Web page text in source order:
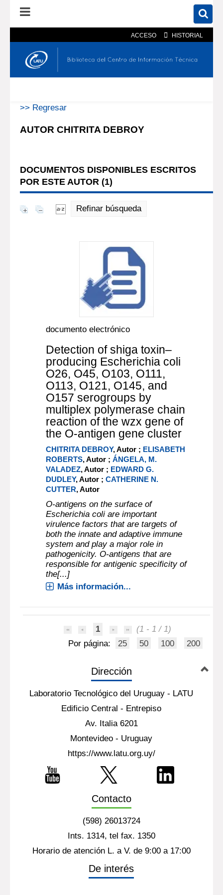
ACCESO HISTORIAL
En el catálogo En el sitio
>> Regresar
AUTOR CHITRITA DEBROY
DOCUMENTOS DISPONIBLES ESCRITOS
POR ESTE AUTOR (1)
Refinar búsqueda
documento electrónico
Detection of shiga toxin–
producing Escherichia coli
O26, O45, O103, O111,
O113, O121, O145, and
O157 serogroups by
multiplex polymerase chain
reaction of the wzx gene of
the O-antigen gene cluster
CHITRITA DEBROY, Autor ; ELISABETH
ROBERTS, Autor ;ÁNGELA, M.
VALADEZ, Autor ; EDWARD G.
DUDLEY, Autor ;CATHERINE N.
CUTTER, Autor
O-antigens on the surface of
Escherichia coli are important
virulence factors that are targets of
both the innate and adaptive immune
system and play a major role in
pathogenicity. O-antigens that are
responsible for antigenic specificity of
the[...]
Más información...
1
(1 - 1 / 1)
Por página:
25 50 100 200
Dirección
Laboratorio Tecnológico del Uruguay - LATU
Edificio Central - Entrepiso
Av. Italia 6201
Montevideo - Uruguay
https://www.latu.org.uy/
Contacto
(598) 26013724
Ints. 1314, tel fax. 1350
Horario de atención L. a V. de 9:00 a 17:00
De interés